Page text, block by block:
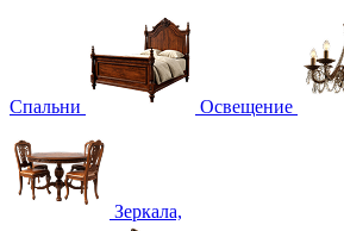
Спальни Освещение
Зеркала,